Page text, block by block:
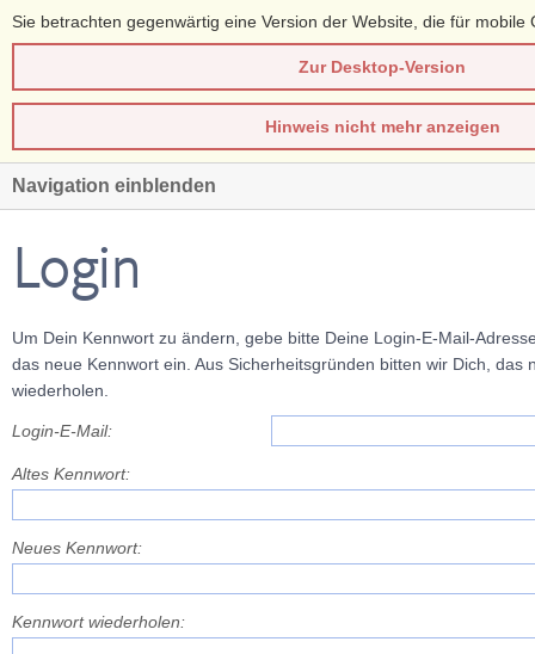
Sie betrachten gegenwärtig eine Version der Website, die für mobile
Zur Desktop-Version
Hinweis nicht mehr anzeigen
Navigation einblenden
Login
Um Dein Kennwort zu ändern, gebe bitte Deine Login-E-Mail-
das neue Kennwort ein. Aus Sicherheitsgründen bitten wir Dich, das
wiederholen.
Login-E-Mail:
Altes Kennwort:
Neues Kennwort:
Kennwort wiederholen: